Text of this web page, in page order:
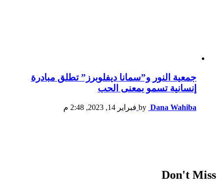
جمعية النور و”سمانا ديفلوبرز” تطلق مبادرة
إنسانية تسمو بمعنى الحب
by Dana Wahiba فبراير 14, 2023, 2:48 م
Don't Miss